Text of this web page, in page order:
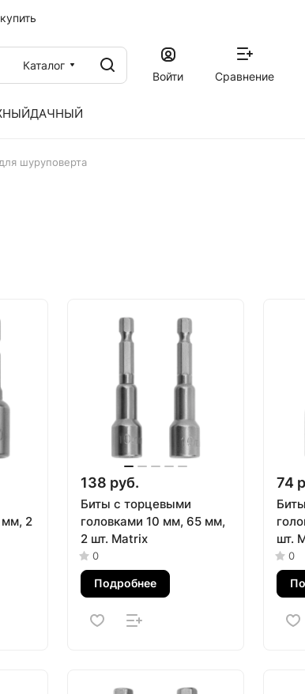
Каталог
Войти
Сравнение
ДАЧНЫЙ
шуруповерта
мм, 2
138 руб.
Биты с торцевыми
головками 10 мм, 65 мм,
2 шт. Matrix
0
Подробнее
74
шт.
0